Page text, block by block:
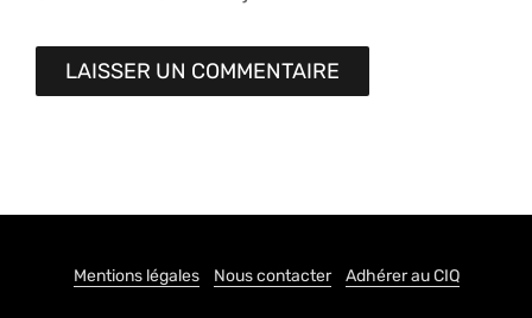
Mentions légales Nous contacter Adhérer au CIQ